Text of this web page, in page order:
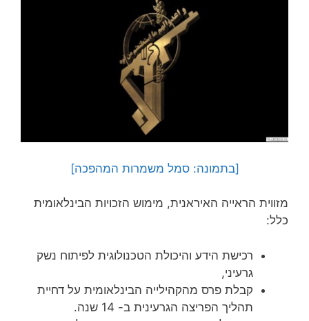
[בתמונה: סמל משמרות המהפכה]
מזווית הראייה האיראנית, מימוש הזכויות הבינלאומית
כלל:
רכישת הידע והיכולת הטכנולוגית לפיתוח נשק
גרעיני,
קבלת פרס מהקהילייה הבינלאומית על דחיית
תהליך הפריצה הגרעינית ב- 14 שנה.